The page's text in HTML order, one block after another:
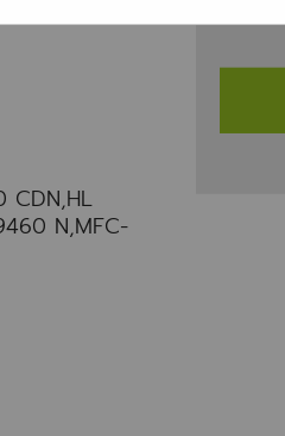
CDN,HL
N,MFC-